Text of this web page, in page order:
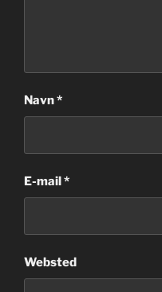
Navn*
E-mail*
Websted